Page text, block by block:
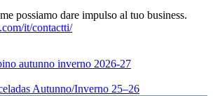
possiamo dare impulso al tuo business.
it/contactti/
autunno inverno 2026-27
Autunno/Inverno 25–26